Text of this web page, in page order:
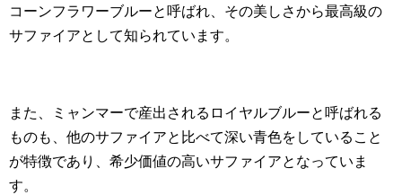
コーンフラワーブルーと呼ばれ、その美しさから最高級の
サファイアとして知られています。
また、ミャンマーで産出されるロイヤルブルーと呼ばれる
ものも、他のサファイアと比べて深い青色をしていること
が特徴であり、希少価値の高いサファイアとなっていま
す。